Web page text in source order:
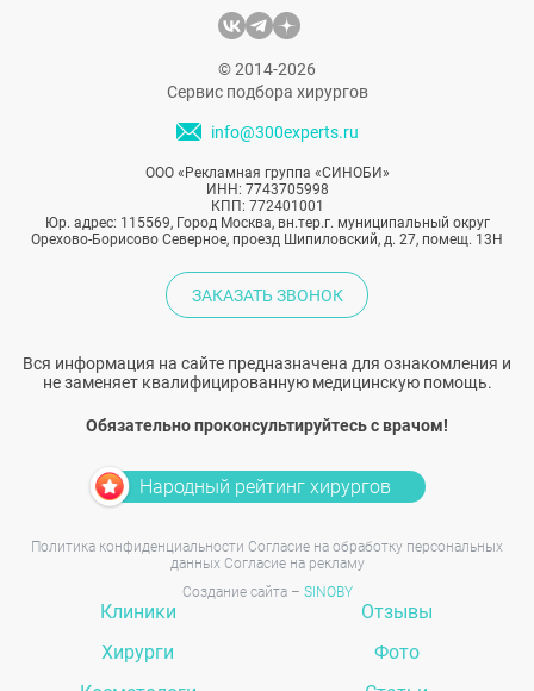
© 2014-2026
Сервис подбора хирургов
info@300experts.ru
ООО «Рекламная группа «СИНОБИ»
ИНН: 7743705998
КПП: 772401001
Юр. адрес: 115569, Город Москва, вн.тер.г. муниципальный округ
Орехово-Борисово Северное, проезд Шипиловский, д. 27, помещ. 13Н
ЗАКАЗАТЬ ЗВОНОК
Вся информация на сайте предназначена для ознакомления и
не заменяет квалифицированную медицинскую помощь.
Обязательно проконсультируйтесь с врачом!
Народный рейтинг хирургов
Политика конфиденциальности Согласие на обработку персональных
данных Согласие на рекламу
Создание сайта – SINOBY
Клиники
Хирурги
Отзывы
Фото